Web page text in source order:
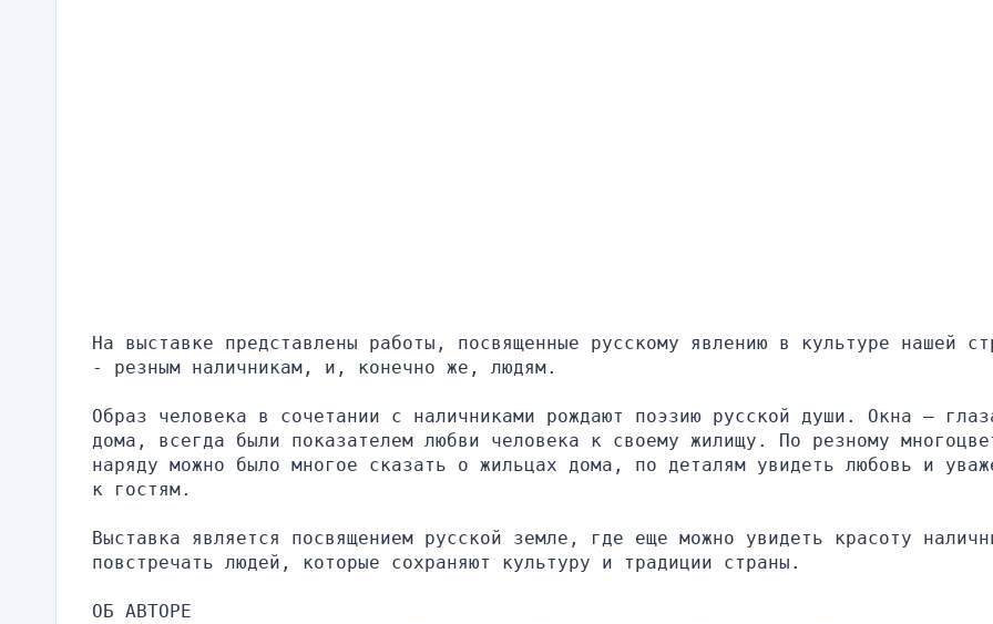
На выставке представлены работы, посвященные русскому явлению в культуре нашей
- резным наличникам, и, конечно же, людям.
Образ человека в сочетании с наличниками рождают поэзию русской души. Окна –
дома, всегда были показателем любви человека к своему жилищу. По резному
наряду можно было многое сказать о жильцах дома, по деталям увидеть любовь и
к гостям.
Выставка является посвящением русской земле, где еще можно увидеть красоту
повстречать людей, которые сохраняют культуру и традиции страны.
ОБ АВТОРЕ